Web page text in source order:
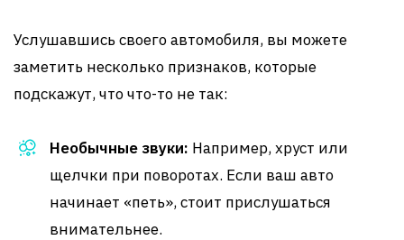
Услушавшись своего автомобиля, вы можете
заметить несколько признаков, которые
подскажут, что что-то не так:
Необычные звуки: Например, хруст или
щелчки при поворотах. Если ваш авто
начинает «петь», стоит прислушаться
внимательнее.